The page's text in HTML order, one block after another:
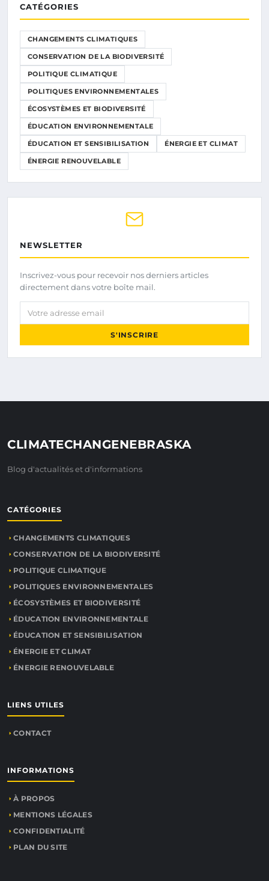
CATÉGORIES
CHANGEMENTS CLIMATIQUES
CONSERVATION DE LA BIODIVERSITÉ
POLITIQUE CLIMATIQUE
POLITIQUES ENVIRONNEMENTALES
ÉCOSYSTÈMES ET BIODIVERSITÉ
ÉDUCATION ENVIRONNEMENTALE
ÉDUCATION ET SENSIBILISATION ÉNERGIE ET CLIMAT
ÉNERGIE RENOUVELABLE
NEWSLETTER
Inscrivez-vous pour recevoir nos derniers articles
directement dans votre boîte mail.
Votre adresse email
S'INSCRIRE
CLIMATECHANGENEBRASKA
Blog d'actualités et d'informations
CATÉGORIES
CHANGEMENTS CLIMATIQUES
CONSERVATION DE LA BIODIVERSITÉ
POLITIQUE CLIMATIQUE
POLITIQUES ENVIRONNEMENTALES
ÉCOSYSTÈMES ET BIODIVERSITÉ
ÉDUCATION ENVIRONNEMENTALE
ÉDUCATION ET SENSIBILISATION
ÉNERGIE ET CLIMAT
ÉNERGIE RENOUVELABLE
LIENS UTILES
CONTACT
INFORMATIONS
À PROPOS
MENTIONS LÉGALES
CONFIDENTIALITÉ
PLAN DU SITE